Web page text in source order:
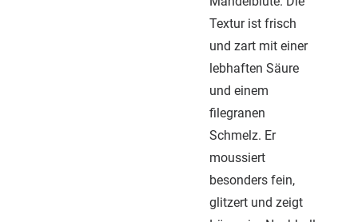
Textur ist frisch
und zart mit einer
lebhaften Säure
und einem
filegranen
Schmelz. Er
moussiert
besonders fein,
glitzert und zeigt